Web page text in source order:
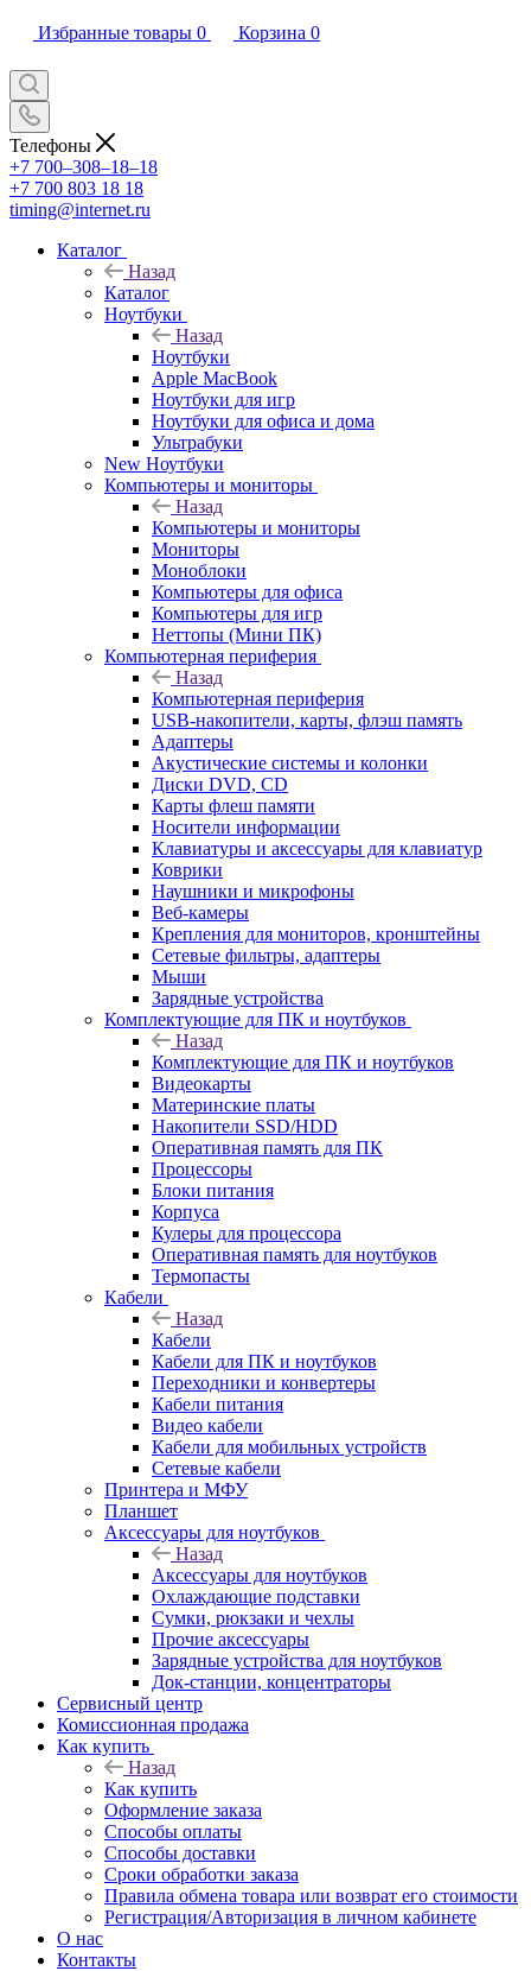
Избранные товары 0 Корзина 0
Телефоны
+7 700‒308‒18‒18
+7 700 803 18 18
timing@internet.ru
Каталог
Назад
Каталог
Ноутбуки
Назад
Ноутбуки
Apple MacBook
Ноутбуки для игр
Ноутбуки для офиса и дома
Ультрабуки
New Ноутбуки
Компьютеры и мониторы
Назад
Компьютеры и мониторы
Мониторы
Моноблоки
Компьютеры для офиса
Компьютеры для игр
Неттопы (Мини ПК)
Компьютерная периферия
Назад
Компьютерная периферия
USB-накопители, карты, флэш память
Адаптеры
Акустические системы и колонки
Диски DVD, CD
Карты флеш памяти
Носители информации
Клавиатуры и аксессуары для клавиатур
Коврики
Наушники и микрофоны
Веб-камеры
Крепления для мониторов, кронштейны
Сетевые фильтры, адаптеры
Мыши
Зарядные устройства
Комплектующие для ПК и ноутбуков
Назад
Комплектующие для ПК и ноутбуков
Видеокарты
Материнские платы
Накопители SSD/HDD
Оперативная память для ПК
Процессоры
Блоки питания
Корпуса
Кулеры для процессора
Оперативная память для ноутбуков
Термопасты
Кабели
Назад
Кабели
Кабели для ПК и ноутбуков
Переходники и конвертеры
Кабели питания
Видео кабели
Кабели для мобильных устройств
Сетевые кабели
Принтера и МФУ
Планшет
Аксессуары для ноутбуков
Назад
Аксессуары для ноутбуков
Охлаждающие подставки
Сумки, рюкзаки и чехлы
Прочие аксессуары
Зарядные устройства для ноутбуков
Док-станции, концентраторы
Сервисный центр
Комиссионная продажа
Как купить
Назад
Как купить
Оформление заказа
Способы оплаты
Способы доставки
Сроки обработки заказа
Правила обмена товара или возврат его стоимости
Регистрация/Авторизация в личном кабинете
О нас
Контакты